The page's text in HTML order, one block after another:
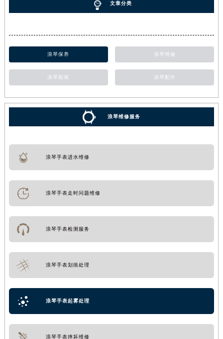
文章分类
浪琴保养 浪琴维修
浪琴新闻 浪琴配件
浪琴维修服务
浪琴手表进水维修
浪琴手表走时问题维修
浪琴手表检测服务
浪琴手表划痕处理
浪琴手表起雾处理
浪琴手表摔坏维修